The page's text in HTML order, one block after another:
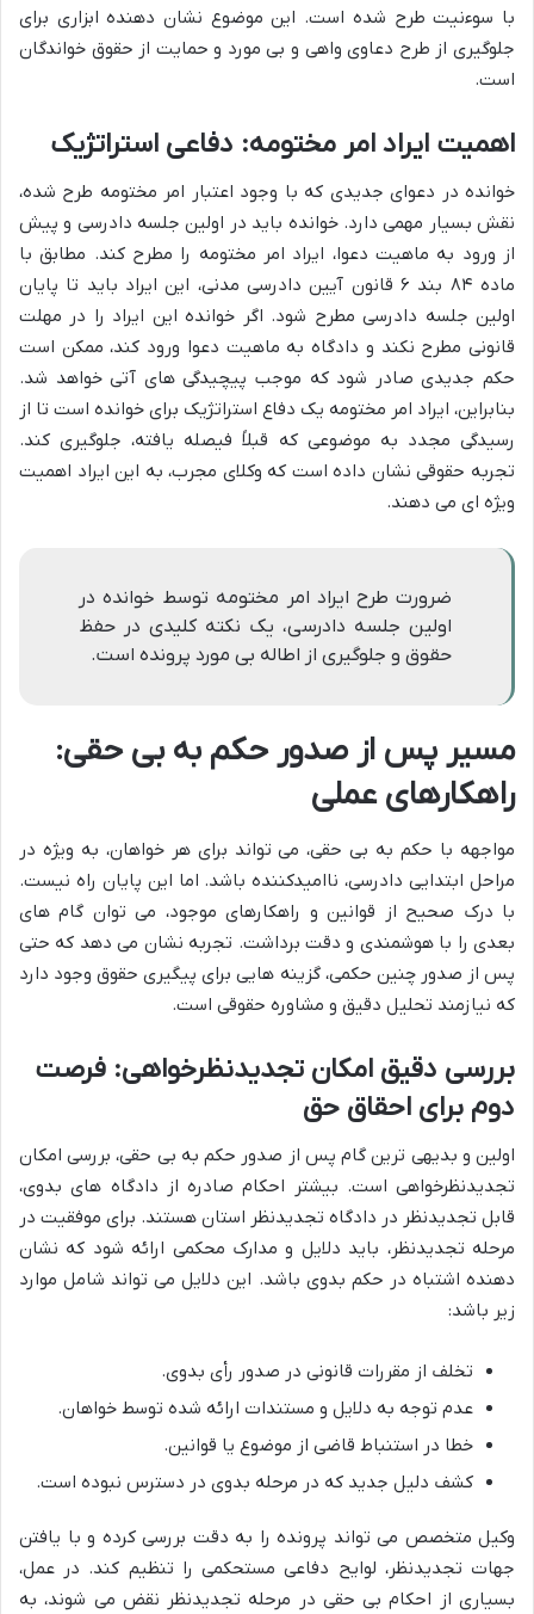
با سوءنیت طرح شده است. این موضوع نشان دهنده ابزاری برای
جلوگیری از طرح دعاوی واهی و بی مورد و حمایت از حقوق خواندگان
است.
اهمیت ایراد امر مختومه: دفاعی استراتژیک
خوانده در دعوای جدیدی که با وجود اعتبار امر مختومه طرح شده،
نقش بسیار مهمی دارد. خوانده باید در اولین جلسه دادرسی و پیش
از ورود به ماهیت دعوا، ایراد امر مختومه را مطرح کند. مطابق با
ماده ۸۴ بند ۶ قانون آیین دادرسی مدنی، این ایراد باید تا پایان
اولین جلسه دادرسی مطرح شود. اگر خوانده این ایراد را در مهلت
قانونی مطرح نکند و دادگاه به ماهیت دعوا ورود کند، ممکن است
حکم جدیدی صادر شود که موجب پیچیدگی های آتی خواهد شد.
بنابراین، ایراد امر مختومه یک دفاع استراتژیک برای خوانده است تا از
رسیدگی مجدد به موضوعی که قبلاً فیصله یافته، جلوگیری کند.
تجربه حقوقی نشان داده است که وکلای مجرب، به این ایراد اهمیت
ویژه ای می دهند.
ضرورت طرح ایراد امر مختومه توسط خوانده در
اولین جلسه دادرسی، یک نکته کلیدی در حفظ
حقوق و جلوگیری از اطاله بی مورد پرونده است.
مسیر پس از صدور حکم به بی حقی:
راهکارهای عملی
مواجهه با حکم به بی حقی، می تواند برای هر خواهان، به ویژه در
مراحل ابتدایی دادرسی، ناامیدکننده باشد. اما این پایان راه نیست.
با درک صحیح از قوانین و راهکارهای موجود، می توان گام های
بعدی را با هوشمندی و دقت برداشت. تجربه نشان می دهد که حتی
پس از صدور چنین حکمی، گزینه هایی برای پیگیری حقوق وجود دارد
که نیازمند تحلیل دقیق و مشاوره حقوقی است.
بررسی دقیق امکان تجدیدنظرخواهی: فرصت
دوم برای احقاق حق
اولین و بدیهی ترین گام پس از صدور حکم به بی حقی، بررسی امکان
تجدیدنظرخواهی است. بیشتر احکام صادره از دادگاه های بدوی،
قابل تجدیدنظر در دادگاه تجدیدنظر استان هستند. برای موفقیت در
مرحله تجدیدنظر، باید دلایل و مدارک محکمی ارائه شود که نشان
دهنده اشتباه در حکم بدوی باشد. این دلایل می تواند شامل موارد
زیر باشد:
تخلف از مقررات قانونی در صدور رأی بدوی.
عدم توجه به دلایل و مستندات ارائه شده توسط خواهان.
خطا در استنباط قاضی از موضوع یا قوانین.
کشف دلیل جدید که در مرحله بدوی در دسترس نبوده است.
وکیل متخصص می تواند پرونده را به دقت بررسی کرده و با یافتن
جهات تجدیدنظر، لوایح دفاعی مستحکمی را تنظیم کند. در عمل،
بسیاری از احکام بی حقی در مرحله تجدیدنظر نقض می شوند، به